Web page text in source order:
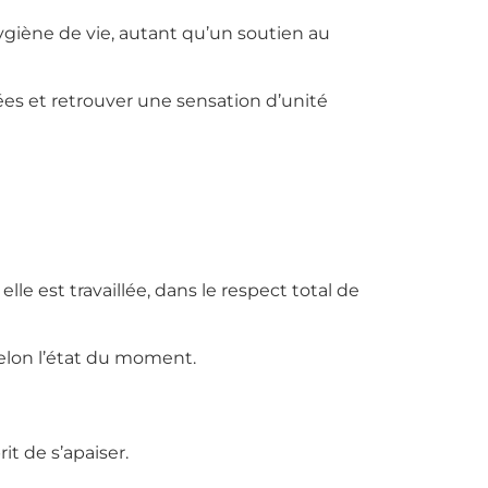
de vie, autant qu’un soutien au
et retrouver une sensation d’unité
est travaillée, dans le respect total de
l’état du moment.
de s’apaiser.